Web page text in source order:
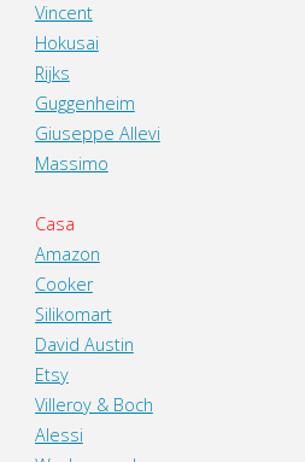
Vincent
Hokusai
Rijks
Guggenheim
Giuseppe Allevi
Massimo
Casa
Amazon
Cooker
Silikomart
David Austin
Etsy
Villeroy & Boch
Alessi